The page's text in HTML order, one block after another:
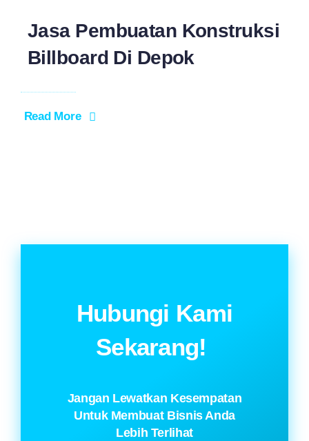
Jasa Pembuatan Konstruksi
Billboard Di Depok
Read More
Hubungi Kami
Sekarang!
Jangan Lewatkan Kesempatan
Untuk Membuat Bisnis Anda
Lebih Terlihat